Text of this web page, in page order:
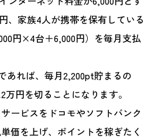
、家族4人が携帯を保有している
円×4台＋6,000円）を毎月支払
あれば、毎月2,200pt貯まるの
円を切ることになります。
ービスをドコモやソフトバンク
価を上げ、ポイントを稼ぎたく